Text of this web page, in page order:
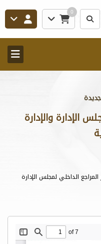
0
الإدارة والإدارة
المراجع الداخلي لمجلس الإدارة